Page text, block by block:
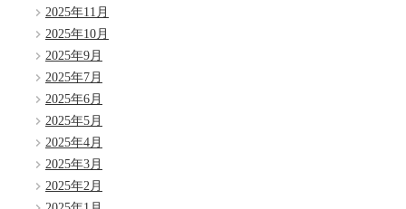
2025年11月
2025年10月
2025年9月
2025年7月
2025年6月
2025年5月
2025年4月
2025年3月
2025年2月